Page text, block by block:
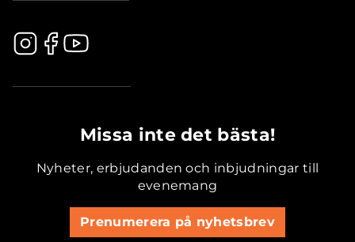
Missa inte det bästa!
Nyheter, erbjudanden och inbjudningar till
evenemang
Prenumerera på nyhetsbrev